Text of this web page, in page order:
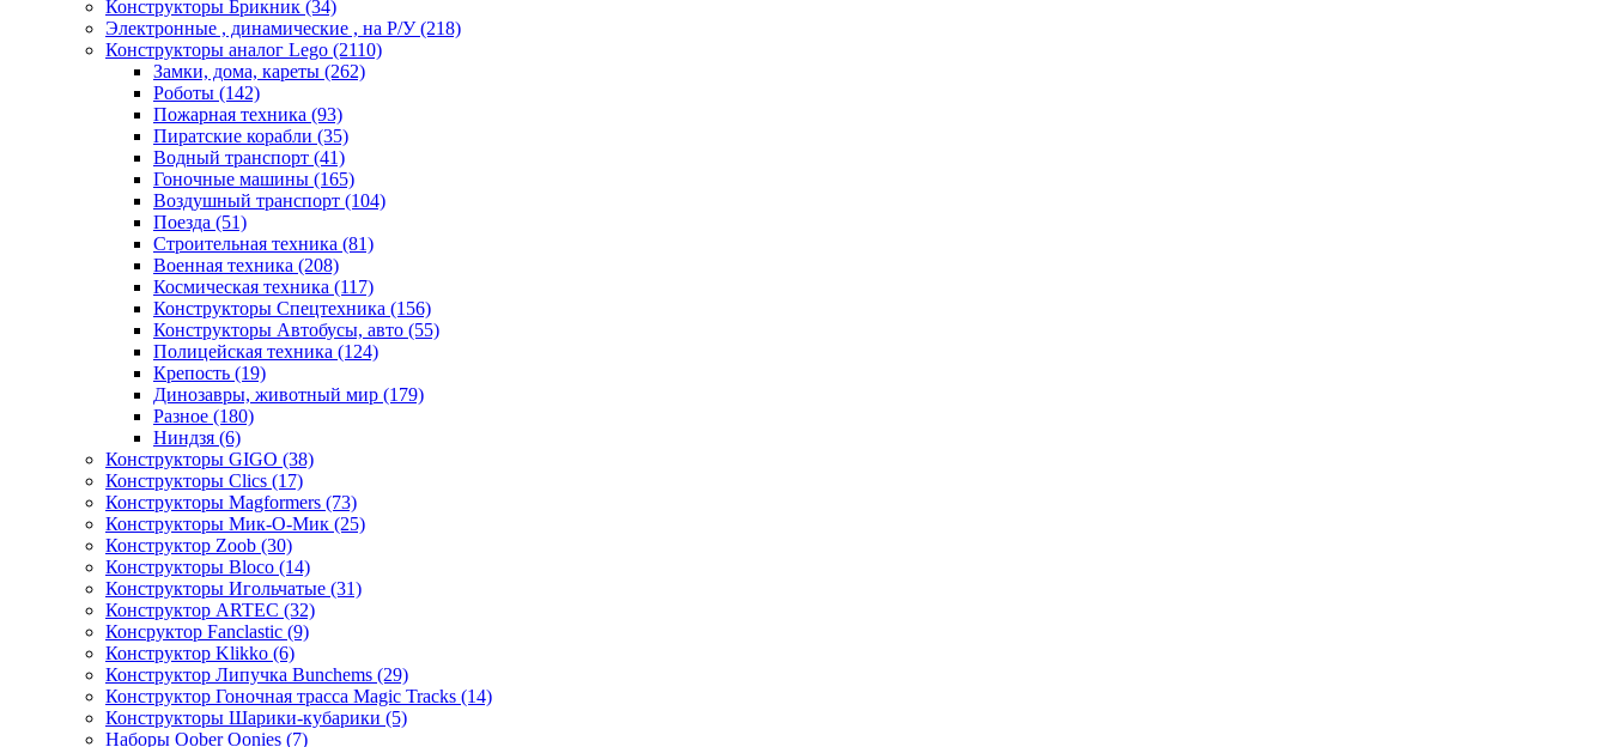
Конструкторы Брикник (34)
Электронные , динамические , на Р/У(218)
Конструкторы аналог Lego (2110)
Замки, дома, кареты (262)
Роботы (142)
Пожарная техника (93)
Пиратские корабли (35)
Водный транспорт (41)
Гоночные машины (165)
Воздушный транспорт (104)
Поезда (51)
Строительная техника (81)
Военная техника (208)
Космическая техника (117)
Конструкторы Спецтехника (156)
Конструкторы Автобусы, авто (55)
Полицейская техника (124)
Крепость (19)
Динозавры, животный мир (179)
Разное (180)
Ниндзя (6)
Конструкторы GIGO (38)
Конструкторы Clics (17)
Конструкторы Magformers (73)
Конструкторы Мик-О-Мик (25)
Конструктор Zoob (30)
Конструкторы Bloco (14)
Конструкторы Игольчатые (31)
Конструктор ARTEC (32)
Консруктор Fanclastic (9)
Конструктор Klikko (6)
Конструктор Липучка Bunchems (29)
Конструктор Гоночная трасса Magic Tracks (14)
Конструкторы Шарики-кубарики (5)
Наборы Oober Oonies (7)